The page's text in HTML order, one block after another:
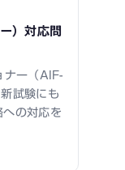
）対応問
ナー（AIF-
試験にも
の対応を